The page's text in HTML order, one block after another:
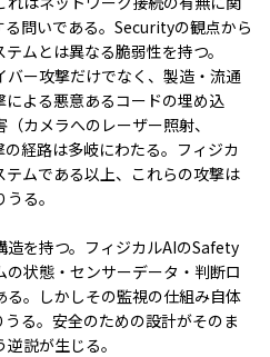
問いである。Securityの観点から
ムとは異なる脆弱性を持つ。
ー攻撃だけでなく、製造・流通
よる悪意あるコードの埋め込
カメラへのレーザー照射、
経路は多岐にわたる。フィジカ
ムである以上、これらの攻撃は
る。
を持つ。フィジカルAIのSafety
状態・センサーデータ・判断ロ
。しかしその監視の仕組み自体
る。安全のための設計がそのま
説が生じる。